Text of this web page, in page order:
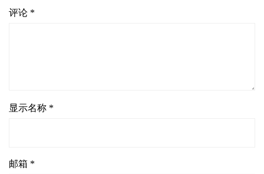
评论 *
显示名称 *
邮箱 *